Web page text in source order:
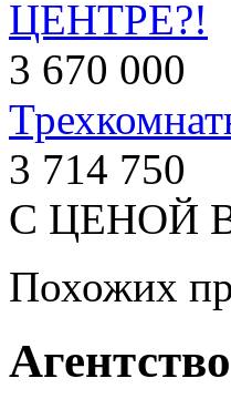
ЦЕНТРЕ?!
3 670 000
3 714 750
С ЦЕНОЙ
Похожих